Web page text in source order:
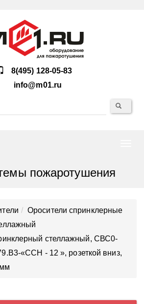
8(495) 128-05-83
info@m01.ru
пожаротушения
Оросители спринклерные
стеллажный, CВС0-
«ССН - 12 », розеткой вниз,